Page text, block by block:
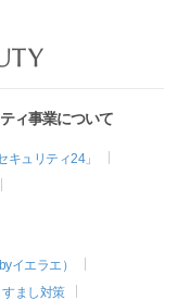
ィ事業について
ュリティ24」
イエラエ）
すまし対策